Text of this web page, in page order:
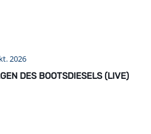
2026
DES BOOTSDIESELS (LIVE)